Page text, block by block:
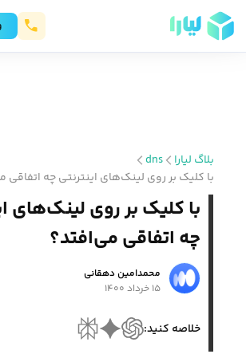
بلاگ لیارا
dns
با کلیک بر روی لینک‌های اینترنتی چه اتفاقی
با کلیک بر روی لینک‌های
چه اتفاقی می‌افتد؟
محمد‌امین دهقانی
۱۵ خرداد ۱۴۰۰
خلاصه کنید: